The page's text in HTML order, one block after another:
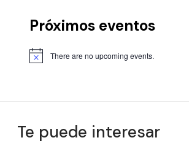
Próximos eventos
There are no upcoming events.
Te puede interesar